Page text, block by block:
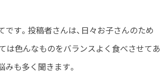
す。投稿者さんは、日々お子さんのため
は色んなものをバランスよく食べさせてあ
も多く聞きます。